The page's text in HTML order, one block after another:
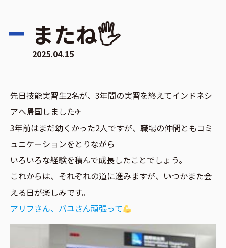
またね🖐
2025.04.15
先日技能実習生2名が、3年間の実習を終えてインドネシ
アへ帰国しました✈
3年前はまだ幼くかった2人ですが、職場の仲間ともコミ
ュニケーションをとりながら
いろいろな経験を積んで成長したことでしょう。
これからは、それぞれの道に進みますが、いつかまた会
える日が楽しみです。
アリフさん、バユさん頑張って